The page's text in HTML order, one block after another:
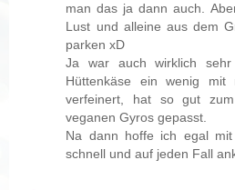
man das ja dann auch.
Lust und alleine aus dem
parken xD
Ja war auch wirklich
Hüttenkäse ein wenig mit
verfeinert, hat so gut
veganen Gyros gepasst.
Na dann hoffe ich egal
schnell und auf jeden Fall